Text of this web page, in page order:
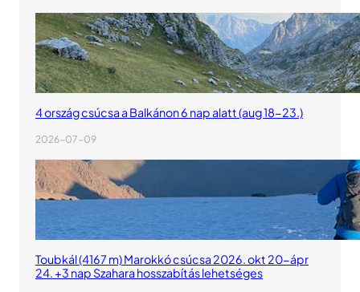
4 ország csúcsa a Balkánon 6 nap alatt (aug 18-23.)
2026-07-09
Toubkál (4167 m) Marokkó csúcsa 2026. okt 20-ápr
24. +3 nap Szahara hosszabítás lehetséges